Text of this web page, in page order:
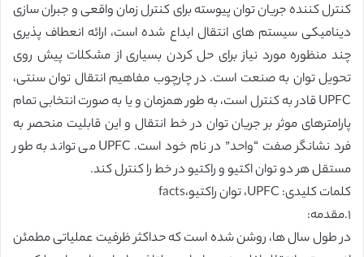
کنترل کننده جریان توان پیوسته برای کنترل زمان واقعی و جبران سازی
دینامیکی سیستم های انتقال ابداع شده است، ارائه انعطاف پذیری
چند منظوره مورد نیاز برای حل کردن بسیاری از مشکلات پیش روی
تحویل توان به صنعت است. در چارچوب مفاهیم انتقال توان سنتی،
UPFC قادر به کنترل است، به طور همزمان و یا به صورت انتخابی تمام
پارامترهای موثر بر جریان توان در خط انتقال و این قابلیت منحصر به
فرد نشانگر صفت “واحد” در نام خود است. UPFC می تواند به طور
مستقل هر دو توان اکتیو و راکتیو در خط را کنترل کند.
کلمات کلیدی: UPFC، توان راکتیو،facts
١.مقدمه:
در طول سال ها، روشن شده است که حداکثر ظرفیت عملیاتی مطمئن